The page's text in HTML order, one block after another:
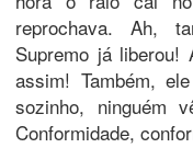
reprochava. Ah,
Supremo já liberou!
assim! Também,
sozinho, ninguém
Conformidade,